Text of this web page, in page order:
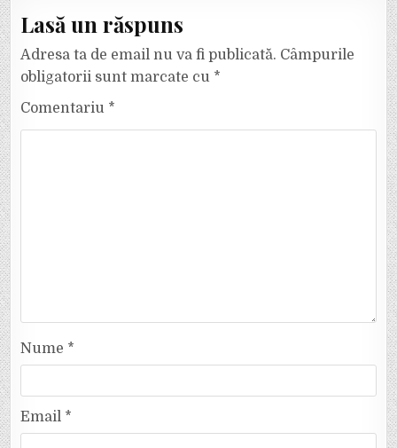
Lasă un răspuns
Adresa ta de email nu va fi publicată. Câmpurile
obligatorii sunt marcate cu *
Comentariu *
Nume *
Email *